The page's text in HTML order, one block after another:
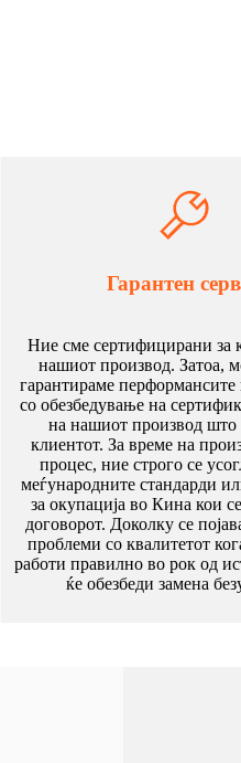
Гарантен
Ние сме сертифицирани за
нашиот производ. Затоа,
гарантираме перформансите
со обезбедување на
на нашиот производ што
клиентот. За време на
процес, ние строго се
меѓународните стандарди
за окупација во Кина кои
договорот. Доколку се
проблеми со квалитетот
работи правилно во рок од
ќе обезбеди замена